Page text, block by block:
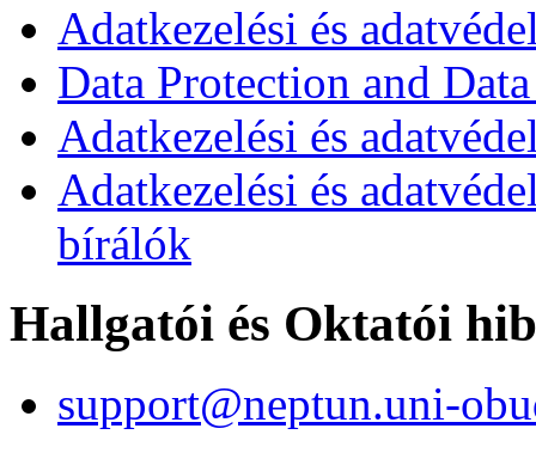
Adatkezelési és
Data Protection and
Adatkezelési és
Adatkezelési és
bírálók
Hallgatói és Oktatói
support@neptun.uni-